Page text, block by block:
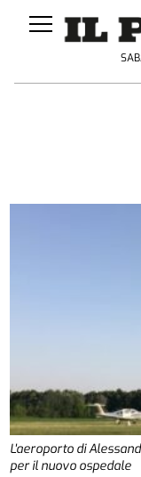
L'aeroporto di
per il nuovo ospedale